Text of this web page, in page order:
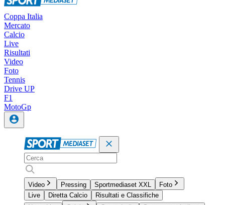
Coppa Italia
Mercato
Calcio
Live
Risultati
Video
Foto
Tennis
Drive UP
F1
MotoGp
Video Pressing Sportmediaset XXL
Foto
Live
Diretta Calcio
Risultati e Classifiche